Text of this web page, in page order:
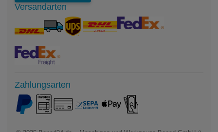
Versandarten
Zahlungsarten